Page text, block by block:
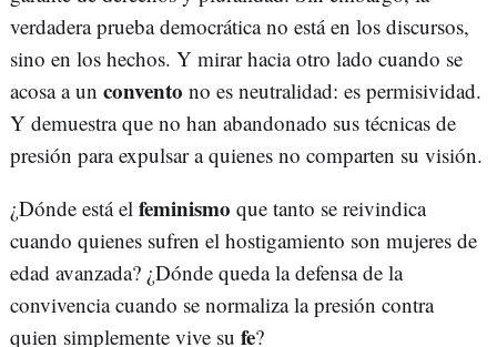
verdadera prueba democrática no está en los discursos,
sino en los hechos. Y mirar hacia otro lado cuando se
acosa a un convento no es neutralidad: es permisividad.
Y demuestra que no han abandonado sus técnicas de
presión para expulsar a quienes no comparten su visión.
¿Dónde está el feminismo que tanto se reivindica
cuando quienes sufren el hostigamiento son mujeres de
edad avanzada? ¿Dónde queda la defensa de la
convivencia cuando se normaliza la presión contra
quien simplemente vive su fe?